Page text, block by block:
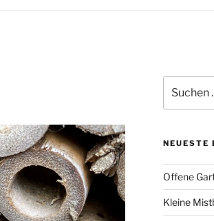
nach:
NEUESTE
Offene
Kleine